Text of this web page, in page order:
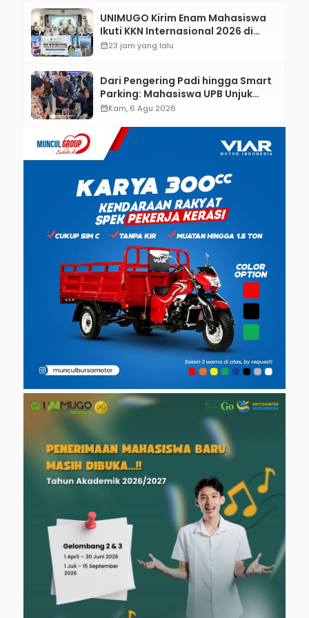
UNIMUGO Kirim Enam Mahasiswa
Ikuti KKN Internasional 2026 di
ASEAN dan Hong Kong
calendar_month23 jam yang lalu
Dari Pengering Padi hingga Smart
Parking: Mahasiswa UPB Unjuk
Gigi Lewat Pameran CODEX 2
calendar_monthKam, 6 Agu 2026